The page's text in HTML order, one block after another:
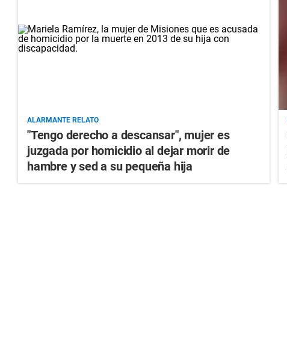
ALARMANTE RELATO
"Tengo derecho a descansar", mujer es
juzgada por homicidio al dejar morir de
hambre y sed a su pequeña hija